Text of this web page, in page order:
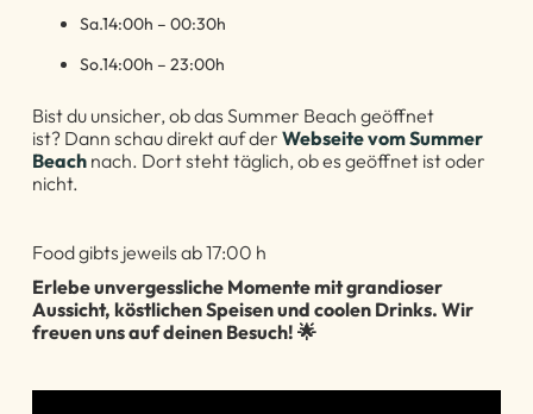
Sa.14:00h – 00:30h
So.14:00h – 23:00h
Bist du unsicher, ob das Summer Beach geöffnet
ist? Dann schau direkt auf der Webseite vom Summer
Beachnach. Dort steht täglich, ob es geöffnet ist oder
nicht.
Food gibts jeweils ab 17:00 h
Erlebe unvergessliche Momente mit grandioser
Aussicht, köstlichen Speisen und coolen Drinks. Wir
freuen uns auf deinen Besuch! 🌟